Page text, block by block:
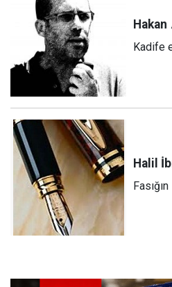
Hakan
Kadife
Halil